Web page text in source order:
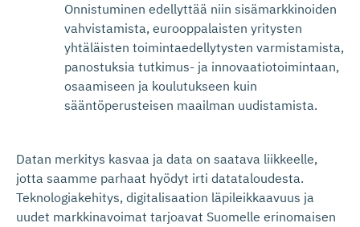
Onnistuminen edellyttää niin sisämarkkinoiden
vahvistamista, eurooppalaisten yritysten
yhtäläisten toimintaedellytysten varmistamista,
panostuksia tutkimus- ja innovaatiotoimintaan,
osaamiseen ja koulutukseen kuin
sääntöperusteisen maailman uudistamista.
Datan merkitys kasvaa ja data on saatava liikkeelle,
jotta saamme parhaat hyödyt irti datataloudesta.
Teknologiakehitys, digitalisaation läpileikkaavuus ja
uudet markkinavoimat tarjoavat Suomelle erinomaisen